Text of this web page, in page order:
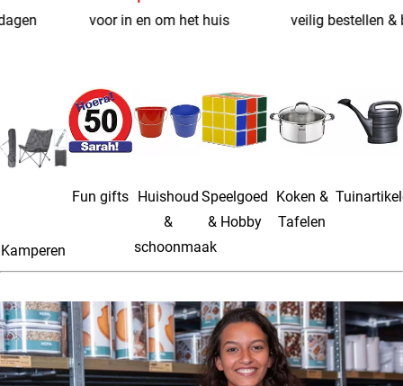
levertijd: 1-3 werkdagen
voor in en om het huis
Kamperen
Fun gifts Huishoud
&
schoonmaak
Speelgoed
& Hobby
Koken &
Tafelen